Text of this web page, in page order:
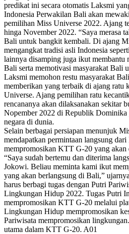
predikat ini secara otomatis Laksmi
Indonesia Perwakilan Bali akan
pemilihan Miss Universe 2022. Ajang
hinga November 2022. “Saya merasa
Bali untuk bangkit kembali. Di ajang
mengangkat tradisi asli Indonesia
lainnya disamping juga ikut membantu
Bali serta memotivasi masyarakat Bali
Laksmi memohon restu masyarakat
memberikan yang terbaik di ajang ratu
Universe. Ajang pemilihan ratu
rencananya akan dilaksanakan sekitar
Nopember 2022 di Republik
negara di dunia.
Selain berbagai persiapan menunjuk
mendapatkan permintaan langsung
mempromosikan KTT G-20 yang
“Saya sudah bertemu dan diterima
Jokowi. Beliau meminta kami ikut
yang akan berlangsung di Bali,”
harus berbagi tugas dengan Putri
Lingkungan Hidup 2022. Tugas Putri
mempromosikan KTT G-20 melalui
Lingkungan Hidup mempromosikan
Pariwisata mempromosikan
utama dalam KTT G-20. A01